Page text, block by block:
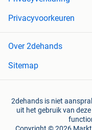
Privacyvoorkeuren
Over 2dehands
Sitemap
2dehands is niet
uit het gebruik van